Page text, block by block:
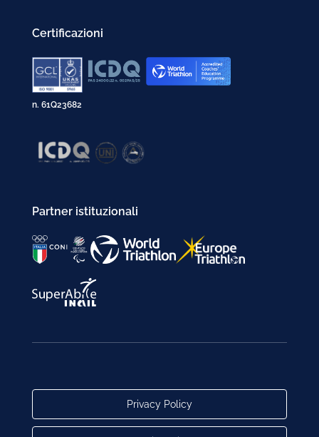
Certificazioni
n. 61Q23682
Partner istituzionali
Privacy Policy